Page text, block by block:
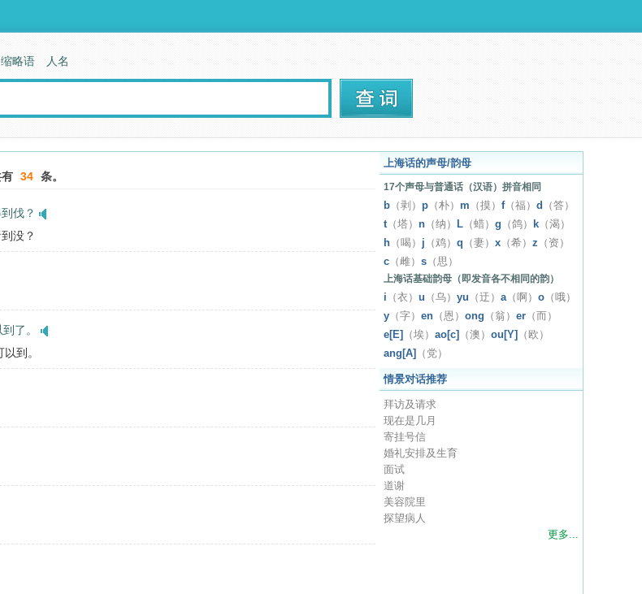
缩略语 人名
34 条。
伐？
没？
了。
到。
上海话的声母/韵母
17个声母与普通话（汉语）拼音相同
b （剥） p （朴） m （摸） f（福） d
（答）
t（塔） n （纳） L （蜡） g （鸽） k （渴）
h （喝） j （鸡） q （妻） x （希） z （资）
c （雌） s （思）
上海话基础韵母（即发音各不相同的韵）
i （衣） u （乌） yu （迂） a（啊） o （哦）
y （字） en （恩） ong （翁） er （而）
e[E]
（埃） ao[c] （澳） ou[Y]
（欧）
ang[A]
（党）
情景对话推荐
拜访及请求
现在是几月
寄挂号信
婚礼安排及生育
面试
道谢
美容院里
探望病人
更多...